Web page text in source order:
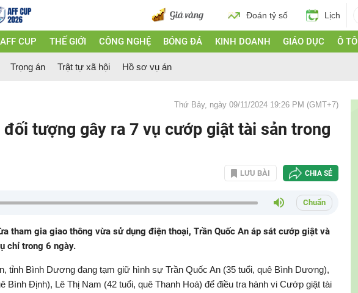
Đoán tỷ số Lịch
AFF CUP THẾ GIỚI CÔNG NGHỆ BÓNG ĐÁ KINH DOANH GIÁO DỤC Ô TÔ
Trọng án Trật tự xã hội Hồ sơ vụ án
Thứ Bảy, ngày 09/11/2024 19:26 PM (GMT+7)
đối tượng gây ra 7 vụ cướp giật tài sản trong
LƯU BÀI CHIA SẺ
Chuẩn
tham gia giao thông vừa sử dụng điện thoại, Trần Quốc An áp sát cướp giật và
chỉ trong 6 ngày.
tỉnh Bình Dương đang tạm giữ hình sự Trần Quốc An (35 tuổi, quê Bình Dương),
Bình Định), Lê Thị Nam (42 tuổi, quê Thanh Hoá) để điều tra hành vi Cướp giật tài